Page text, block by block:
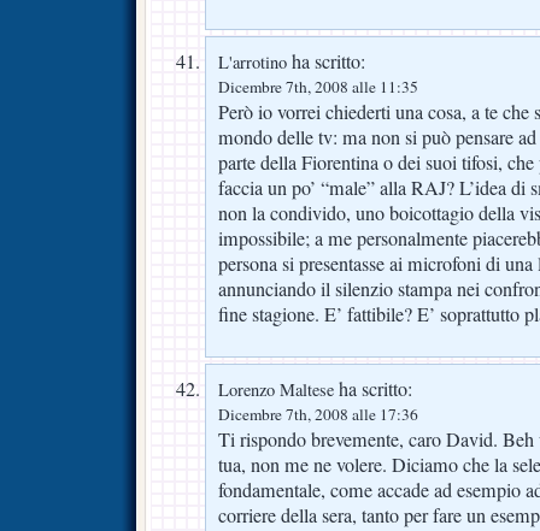
L'arrotino ha scritto:
Dicembre 7th, 2008 alle 11:35
Però io vorrei chiederti una cosa, a te
mondo delle tv: ma non si può pensare
parte della Fiorentina o dei suoi tifosi,
faccia un po’ “male” alla RAJ? L’idea di
non la condivido, uno boicottagio della
impossibile; a me personalmente
persona si presentasse ai microfoni di
annunciando il silenzio stampa nei
fine stagione. E’ fattibile? E’ soprattutto
Lorenzo Maltese ha scritto:
Dicembre 7th, 2008 alle 17:36
Ti rispondo brevemente, caro David.
tua, non me ne volere. Diciamo che la
fondamentale, come accade ad esempio
corriere della sera, tanto per fare un